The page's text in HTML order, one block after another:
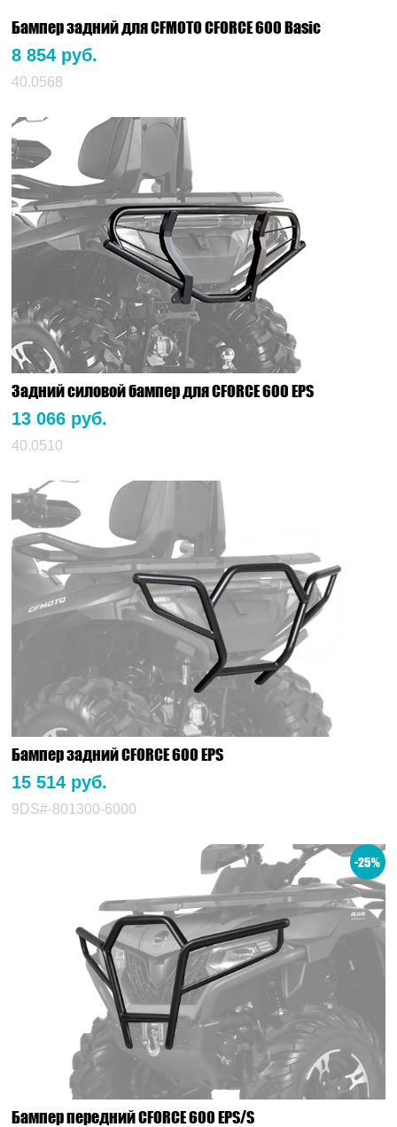
Бампер задний для CFMOTO CFORCE 600 Basiс
8 854 руб.
40.0568
Задний силовой бампер для CFORCE 600 EPS
13 066 руб.
40.0510
Бампер задний CFORCE 600 EPS
15 514 руб.
9DS#-801300-6000
-25%
Бампер передний CFORCE 600 EPS/S